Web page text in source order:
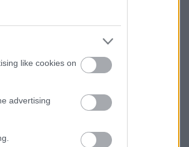
like cookies on
advertising
κάθε φορά που πας στο
το αφεντικό Κέρβερος;
ανάγκη κι αν έχεις από λεφτά.
στο μυαλό σου τα